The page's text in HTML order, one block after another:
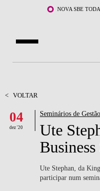
Saltar para o conteúdo principal
NOVA SBE
DOCENTES E
COMUNIDADE
WHAT'S HAPPENING
< VOLTAR
04
dez '20
Seminários de Gestão
Ute
Ute Stephan, da
participar num